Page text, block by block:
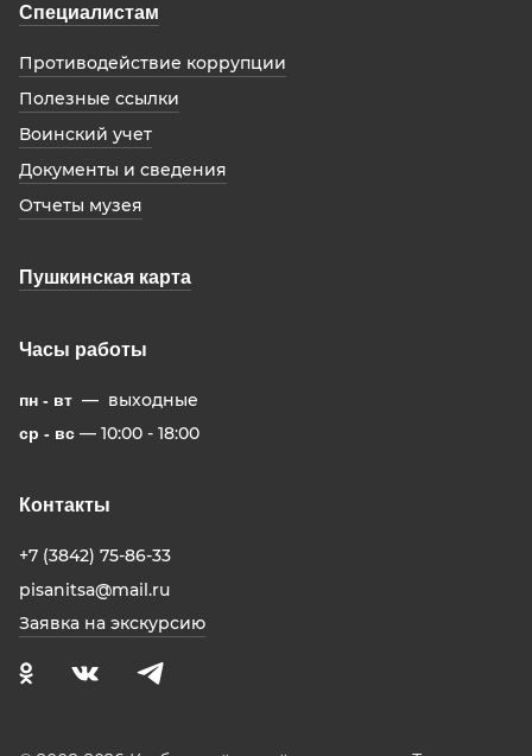
Специалистам
Противодействие коррупции
Полезные ссылки
Воинский учет
Документы и сведения
Отчеты музея
Пушкинская карта
Часы работы
пн - вт — выходные
ср - вс — 10:00 - 18:00
Контакты
+7 (3842) 75-86-33
pisanitsa@mail.ru
Заявка на экскурсию